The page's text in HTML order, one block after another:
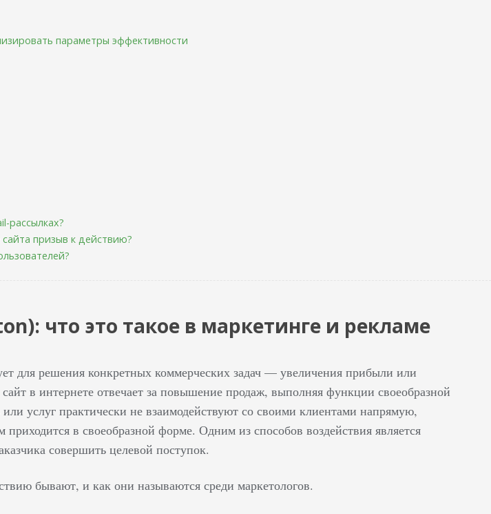
параметры эффективности
рассылках?
призыв к действию?
что это такое в маркетинге и рекламе
для решения конкретных коммерческих задач — увеличения прибыли или
в интернете отвечает за повышение продаж, выполняя функции своеобразной
услуг практически не взаимодействуют со своими клиентами напрямую,
в своеобразной форме. Одним из способов воздействия является
совершить целевой поступок.
бывают, и как они называются среди маркетологов.